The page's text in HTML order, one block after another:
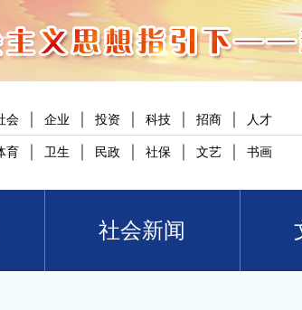
会 企业 投资 科技 招商 人才
育 卫生 民政 社保 文艺 书画
社会新闻